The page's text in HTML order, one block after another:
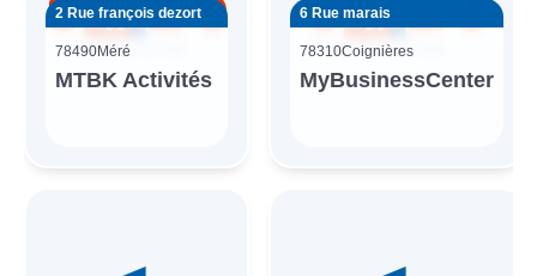
2 Rue françois dezort
78490Méré
MTBK Activités
6 Rue marais
78310Coignières
MyBusinessCenter